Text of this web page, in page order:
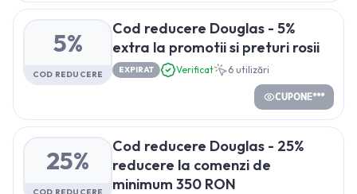
5%
COD REDUCERE
Cod reducere Douglas - 5%
extra la promotii si preturi rosii
EXPIRAT Verificat 6 utilizări
CUPONE***
25%
Cod reducere Douglas - 25%
reducere la comenzi de
minimum 350 RON